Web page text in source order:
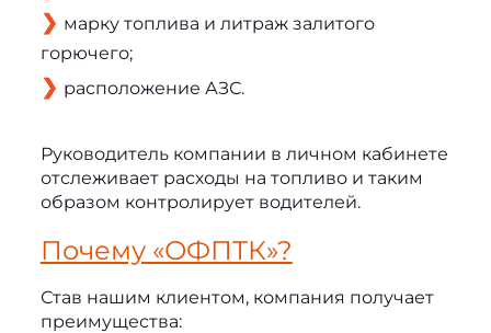
марку топлива и литраж залитого
горючего;
расположение АЗС.
Руководитель компании в личном кабинете
отслеживает расходы на топливо и таким
образом контролирует водителей.
Почему «ОФПТК»?
Став нашим клиентом, компания получает
преимущества: